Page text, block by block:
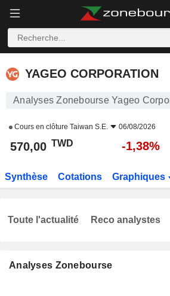
YAGEO CORPORATION
YAGEO CORPORATION
Analyses Zonebourse Yageo
Cours en clôture Taiwan S.E. 06/08/2026
570,00 TWD -1,38%
Synthèse Cotations Graphiques
Analyses Zonebourse
Toute l'actualité Reco analystes